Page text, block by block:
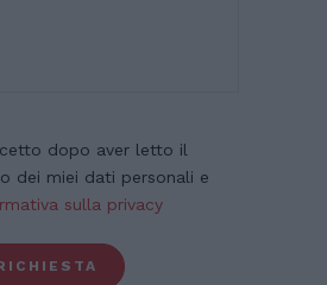
dopo aver letto il
dei miei dati personali e
sulla privacy